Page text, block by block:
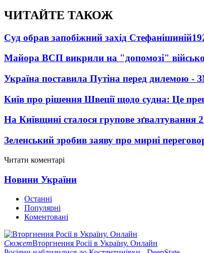
ЧИТАЙТЕ ТАКОЖ
Суд обрав запобіжний захід Стефанішиній
Майора ВСП викрили на "допомозі"
Україна поставила Путіна перед дилемою -
Київ про рішення Швеції щодо судна: Це
На Київщині сталося групове зґвалтування
Зеленський зробив заяву про мирні
Читати коментарі
Новини України
Останні
Популярні
Коментовані
СюжетВторгнення Росії в Україну. Онлайн